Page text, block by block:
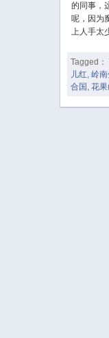
的同事，
呢，因为
上人手太
Tagged：
儿红 ,岭
合国 ,花果